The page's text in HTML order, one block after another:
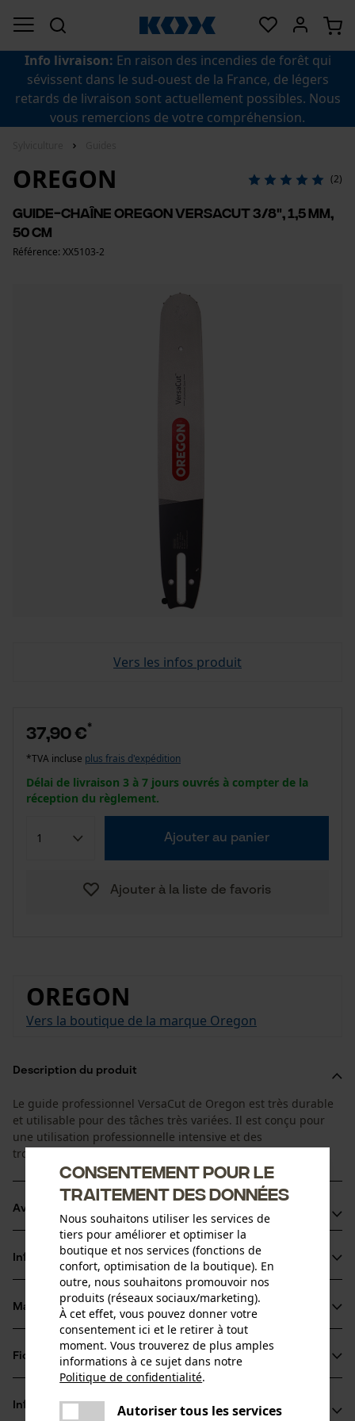
Info livraison: En raison des incendies de forêt qui
sévissent dans le sud-ouest de la France, de légers
retards de livraison sont actuellement possibles. Nous
vous remercions de votre compréhension.
OREGON (2)
Guide-chaîne Oregon VersaCut 3/8", 1,5 mm,
50 cm
Référence: XX5103-2
Vers les infos produit
37,90 €*
*TVA incluse plus frais d'expédition
Délai de livraison 3 à 7 jours ouvrés à compter de la
réception du règlement.
Ajouter au panier
Ajouter à la liste de favoris
OREGON
Vers la boutique de la marque Oregon
Description du produit
Le guide professionnel VersaCut de Oregon est très durable
et utilisable pour des tâches très variées. Il est conçu pour
une utilisation professionnelle intensive et des
tronçonneuses modernes à grande vitesse.
Avantages du produit
Plus léger par rapport aux guides en acier plein
Lubrification optimale grâce au système de graissage
LubriTech™
Pignon innovant avec roulement ne nécessitant aucune
maintenance.
Informations sur le produit
Détails du produit
Type dactivité
Matériau & entretien
Matériau
Matériau principal
Fiches techniques
Fiche technique du fabricant (PDF)
Informations fabricant
Consentement pour le
traitement des données
Nous souhaitons utiliser les services de
tiers pour améliorer et optimiser la
boutique et nos services (fonctions de
confort, optimisation de la boutique). En
outre, nous souhaitons promouvoir nos
produits (réseaux sociaux/marketing).
À cet effet, vous pouvez donner votre
consentement ici et le retirer à tout
moment. Vous trouverez de plus amples
informations à ce sujet dans notre
Politique de confidentialité.
Autoriser tous les services
Une erreur s'est produite. Veuillez
partager
partager